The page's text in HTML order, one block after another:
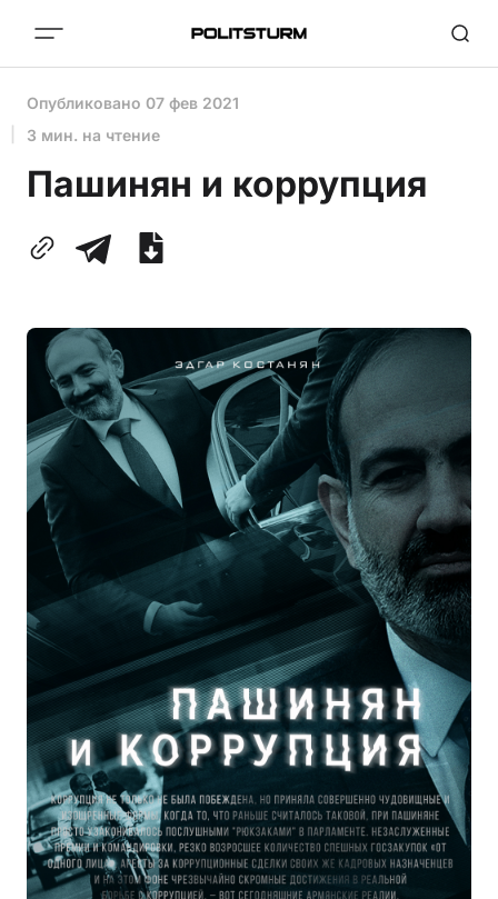
Опубликовано 07 фев 2021
3 мин. на чтение
Пашинян и коррупция